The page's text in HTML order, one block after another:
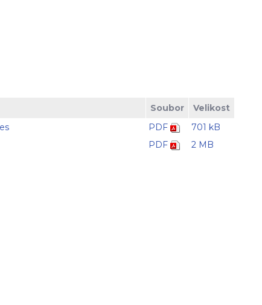
Soubor
Velikost
PDF
701 kB
PDF 2 MB